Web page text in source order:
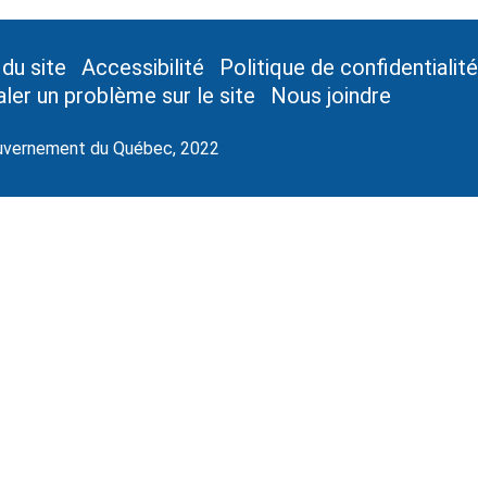
site Accessibilité Politique de confidentialité
un problème sur le site
Nous joindre
du Québec, 2022